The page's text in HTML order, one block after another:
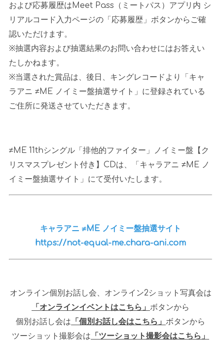
および応募履歴はMeet Pass（ミートパス）アプリ内 シ
リアルコード入力ページの「応募履歴」ボタンからご確
認いただけます。
※抽選内容および抽選結果のお問い合わせにはお答えい
たしかねます。
※当選された賞品は、後日、キングレコードより「キャ
ラアニ ≠ME ノイミー盤抽選サイト」に登録されている
ご住所に発送させていただきます。
≠ME 11thシングル「排他的ファイター」ノイミー盤【ク
リスマスプレゼント付き】 CDは、「キャラアニ ≠ME ノ
イミー盤抽選サイト」にて受付いたします。
キャラアニ ≠ME ノイミー盤抽選サイト
https://not-equal-me.chara-ani.com
オンライン個別お話し会、オンライン2ショット写真会は
「オンラインイベントはこちら」 ボタンから
個別お話し会は 「個別お話し会はこちら」 ボタンから
ツーショット撮影会は 「ツーショット撮影会はこちら」